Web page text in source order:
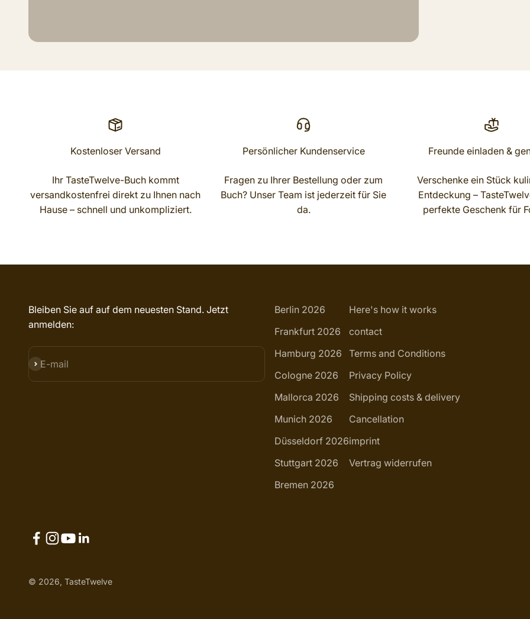
Kostenloser Versand
Ihr TasteTwelve-Buch kommt
versandkostenfrei direkt zu Ihnen nach
Hause – schnell und unkompliziert.
Persönlicher Kundenservice
Fragen zu Ihrer Bestellung oder zum
Buch? Unser Team ist jederzeit für Sie
da.
Freunde einladen &
Verschenke ein Stück
Entdeckung –
perfekte Geschenk für
Bleiben Sie auf auf dem neuesten Stand. Jetzt
anmelden:
E-mail
SUBSCRIBE
Berlin 2026
Frankfurt 2026
Hamburg 2026
Cologne 2026
Mallorca 2026
Munich 2026
Düsseldorf 2026
Stuttgart 2026
Bremen 2026
Here's how it works
contact
Terms and Conditions
Privacy Policy
Shipping costs & delivery
Cancellation
imprint
Vertrag widerrufen
© 2026, TasteTwelve